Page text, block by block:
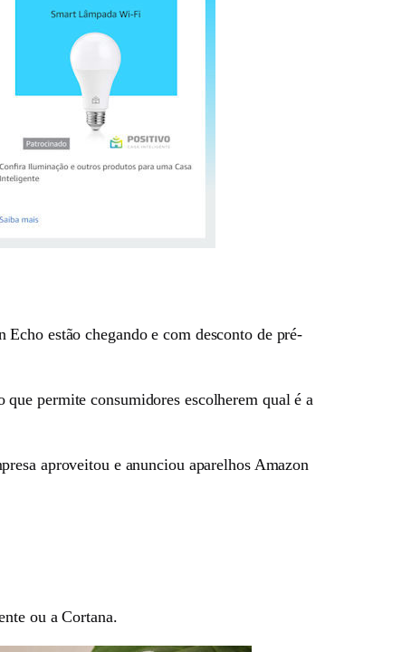
estão chegando e com desconto de pré-
permite consumidores escolherem qual é a
aproveitou e anunciou aparelhos Amazon
ou a Cortana.